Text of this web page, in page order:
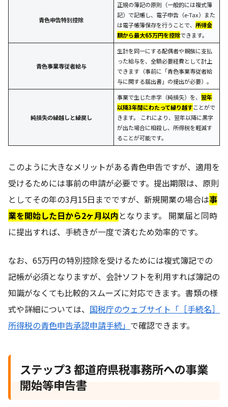
青色申告特別控除
正規の簿記の原則（一般的には複式簿
記）で記帳し、電子申告（e-Tax）また
は電子帳簿保存を行うことで、 所得金
額から最大65万円を控除できます。
青色事業専従者給与
生計を同一にする配偶者や親族に支払
った給与を、全額必要経費として計上
できます（事前に「青色事業専従者給
与に関する届出書」の提出が必要）。
純損失の繰越しと繰戻し
事業で生じた赤字（純損失）を、 翌年
以降3年間にわたって繰り越すことがで
きます。 これにより、翌年以降に黒字
が出た場合に相殺し、所得税を軽減す
ることが可能です。
このように大きなメリットがある青色申告ですが、適用を
受けるためには事前の申請が必要です。提出期限は、原則
としてその年の3月15日までですが、新規開業の場合は事
業を開始した日から2ヶ月以内 となります。 開業届と同時
に提出すれば、手続きが一度で済むため効率的です。
なお、65万円の特別控除を受けるためには複式簿記での
記帳が必須となりますが、会計ソフトを利用すれば簿記の
知識がなくても比較的スムーズに対応できます。書類の様
式や詳細については、 国税庁のウェブサイト「［手続名］
所得税の青色申告承認申請手続」 で確認できます。
ステップ3 都道府県税事務所への事業
開始等申告書